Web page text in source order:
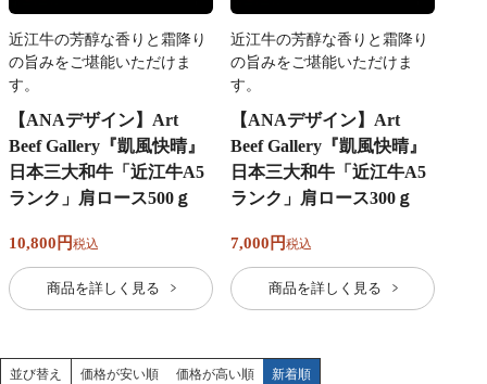
近江牛の芳醇な香りと霜降り
の旨みをご堪能いただけま
す。
【ANAデザイン】Art
Beef Gallery『凱風快晴』
日本三大和牛「近江牛A5
ランク」肩ロース500ｇ
10,800 税込
商品を詳しく見る
近江牛の芳醇な香りと霜降り
の旨みをご堪能いただけま
す。
【ANAデザイン】Art
Beef Gallery『凱風快晴』
日本三大和牛「近江牛A5
ランク」肩ロース300ｇ
7,000 税込
商品を詳しく見る
並び替え 価格が安い順 価格が高い順 新着順